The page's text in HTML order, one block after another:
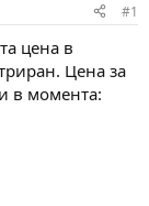
#1
цена в
Цена за
в момента: